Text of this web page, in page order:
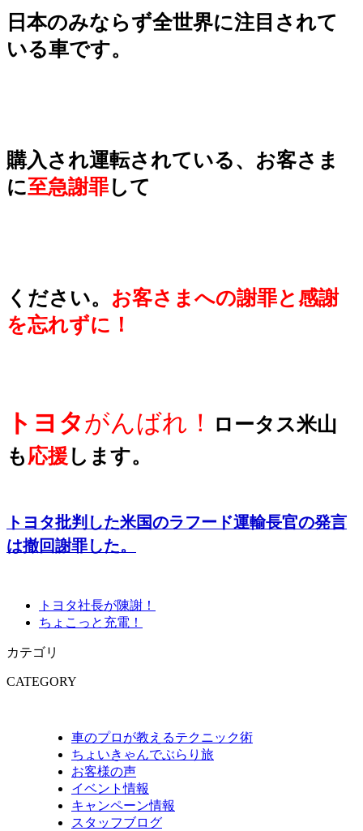
日本のみならず全世界に注目されて
いる車です。
購入され運転されている、お客さま
に至急謝罪して
ください。 お客さまへの謝罪と感謝
を忘れずに！
トヨタがんばれ！
ロータス米山
も 応援 し ます。
トヨタ批判した米国のラフード運輸長官の発言
は撤回謝罪した。
トヨタ社長が陳謝！
ちょこっと充電！
カテゴリ
CATEGORY
車のプロが教えるテクニック術
ちょいきゃんでぶらり旅
お客様の声
イベント情報
キャンペーン情報
スタッフブログ